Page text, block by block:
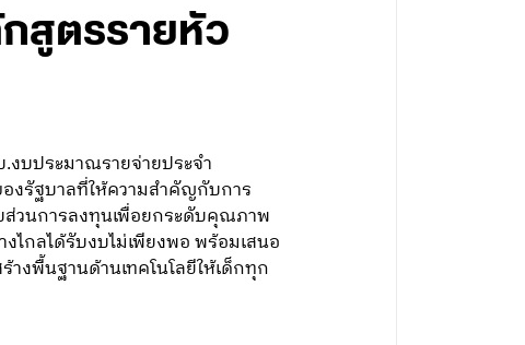
สูตรรายหัว
งบประมาณรายจ่ายประจำ
งรัฐบาลที่ให้ความสำคัญกับการ
วนการลงทุนเพื่อยกระดับคุณภาพ
ไกลได้รับงบไม่เพียงพอ พร้อมเสนอ
งพื้นฐานด้านเทคโนโลยีให้เด็กทุก